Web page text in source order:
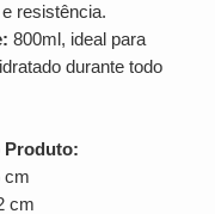
resistência.
800ml, ideal para
durante todo
Produto:
cm
cm